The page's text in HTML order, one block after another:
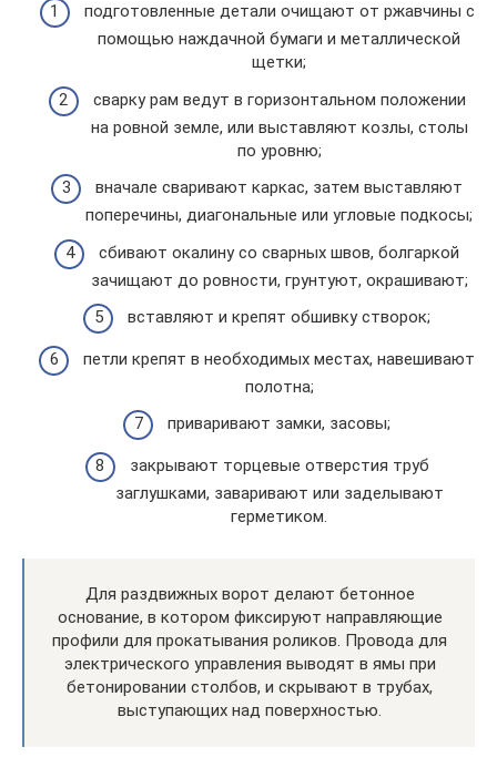
подготовленные детали очищают от ржавчины с
помощью наждачной бумаги и металлической
щетки;
сварку рам ведут в горизонтальном положении
на ровной земле, или выставляют козлы, столы
по уровню;
вначале сваривают каркас, затем выставляют
поперечины, диагональные или угловые подкосы;
сбивают окалину со сварных швов, болгаркой
зачищают до ровности, грунтуют, окрашивают;
вставляют и крепят обшивку створок;
петли крепят в необходимых местах, навешивают
полотна;
приваривают замки, засовы;
закрывают торцевые отверстия труб
заглушками, заваривают или заделывают
герметиком.
Для раздвижных ворот делают бетонное
основание, в котором фиксируют направляющие
профили для прокатывания роликов. Провода для
электрического управления выводят в ямы при
бетонировании столбов, и скрывают в трубах,
выступающих над поверхностью.